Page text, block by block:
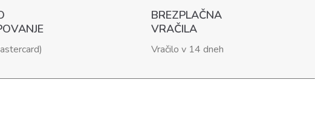
BREZPLAČNA
VRAČILA
Vračilo v 14 dneh